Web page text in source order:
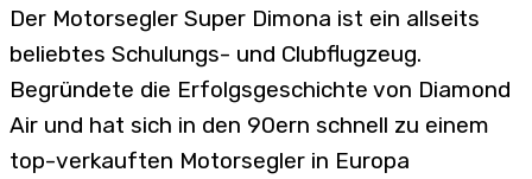
Der Motorsegler Super Dimona ist ein allseits
beliebtes Schulungs- und Clubflugzeug.
Begründete die Erfolgsgeschichte von Diamond
Air und hat sich in den 90ern schnell zu einem
top-verkauften Motorsegler in Europa